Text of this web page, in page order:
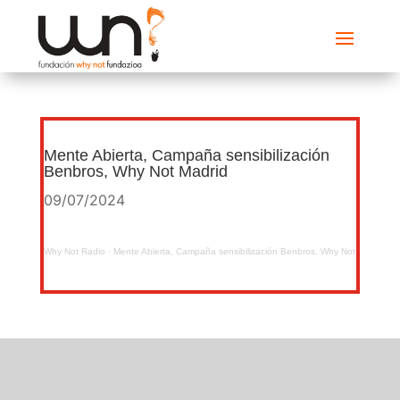
Mente Abierta, Campaña sensibilización
Benbros, Why Not Madrid
09/07/2024
Why Not Radio · Mente Abierta, Campaña sensibilización Benbros, Why Not Madrid